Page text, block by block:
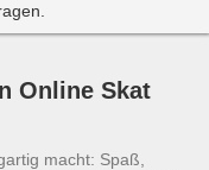
Online Skat
macht: Spaß,